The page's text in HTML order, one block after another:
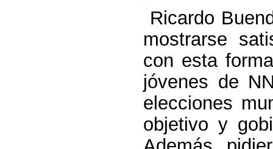
Ricardo
mostrarse
con esta
jóvenes de
elecciones
objetivo y